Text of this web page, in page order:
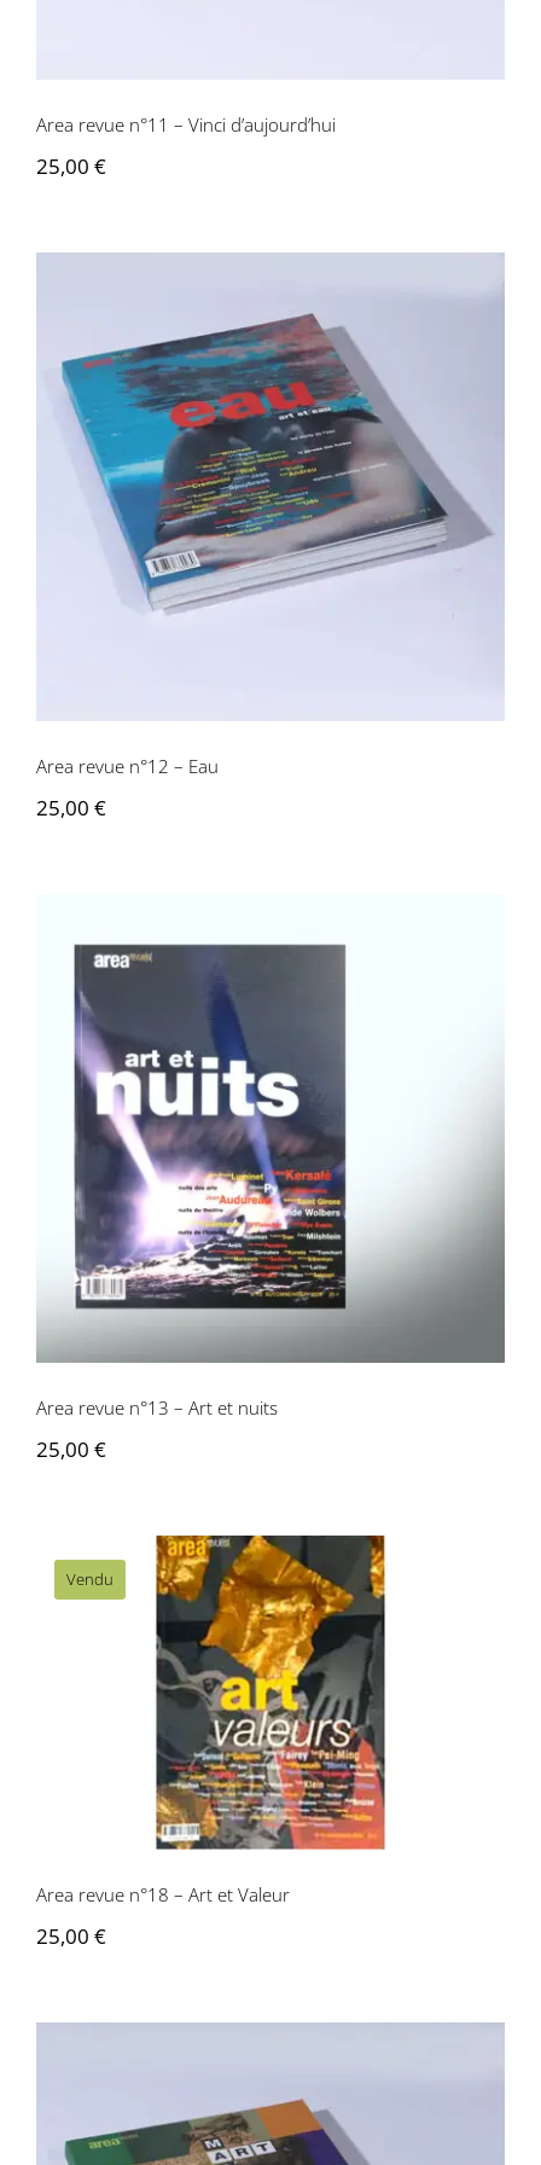
Area revue n°11 – Vinci d’aujourd’hui
25,00 €
Area revue n°12 – Eau
Area revue n°12 – Eau
25,00 €
Area revue n°13 – Art et nuits
Area revue n°13 – Art et nuits
25,00 €
Vendu
Area revue n°18 – Art et Valeur
Area revue n°18 – Art et Valeur
25,00 €